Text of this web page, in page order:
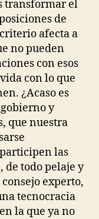
transformar el
de
afecta a
no pueden
con esos
con lo que
¿Acaso es
y
que nuestra
las
de todo pelaje y
experto,
tecnocracia
la que ya no